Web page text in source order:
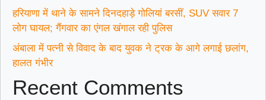
हरियाणा में थाने के सामने दिनदहाड़े गोलियां बरसीं, SUV सवार 7
लोग घायल; गैंगवार का एंगल खंगाल रही पुलिस
अंबाला में पत्नी से विवाद के बाद युवक ने ट्रक के आगे लगाई छलांग,
हालत गंभीर
Recent Comments